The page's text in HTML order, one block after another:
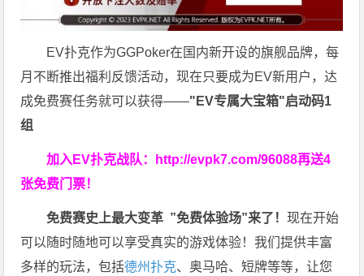
EV扑克作为GGPoker在国内新开设的旗舰品牌，每
月不断推出福利反馈活动，现在只要成为EV新用户，达
成免费赛任务就可以获得——"EV专属大宝箱"启动码1
组
加入EV扑克战队： http://evpk7.com/96088再送4
张免费门票！
免费赛史上最大变革 ”免费体验场”来了！现在开始
可以随时随地可以享受真实的游戏体验！我们提供丰富
多样的玩法，包括德州扑克、奥马哈、短牌等等，让您